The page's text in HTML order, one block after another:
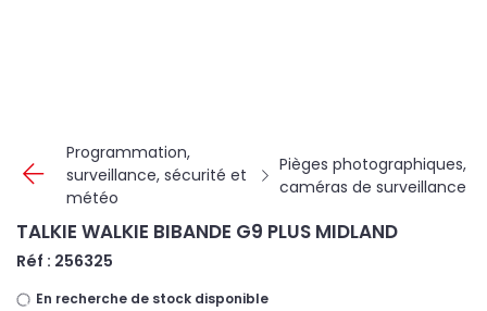
Programmation,
surveillance, sécurité et
météo
Pièges photographiques,
caméras de surveillance
TALKIE WALKIE BIBANDE G9 PLUS MIDLAND
Réf : 256325
En recherche de stock disponible